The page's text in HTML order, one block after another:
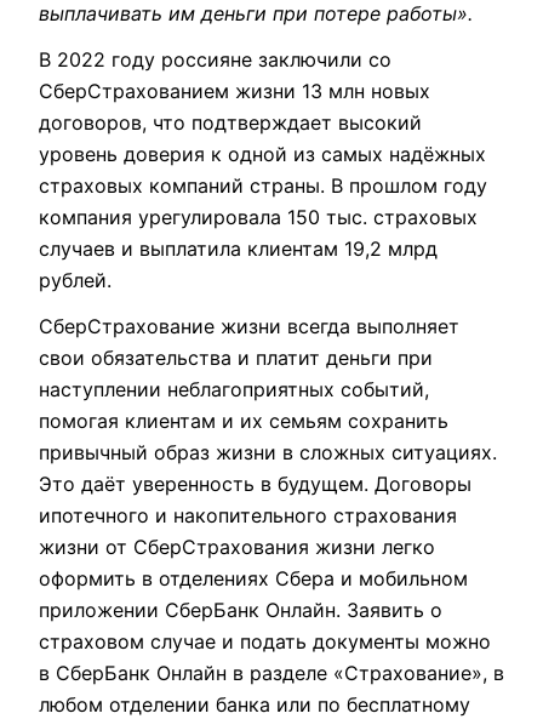
выплачивать им деньги при потере работы».
В 2022 году россияне заключили со
СберСтрахованием жизни 13 млн новых
договоров, что подтверждает высокий
уровень доверия к одной из самых надёжных
страховых компаний страны. В прошлом году
компания урегулировала 150 тыс. страховых
случаев и выплатила клиентам 19,2 млрд
рублей.
СберСтрахование жизни всегда выполняет
свои обязательства и платит деньги при
наступлении неблагоприятных событий,
помогая клиентам и их семьям сохранить
привычный образ жизни в сложных ситуациях.
Это даёт уверенность в будущем. Договоры
ипотечного и накопительного страхования
жизни от СберСтрахования жизни легко
оформить в отделениях Сбера и мобильном
приложении СберБанк Онлайн. Заявить о
страховом случае и подать документы можно
в СберБанк Онлайн в разделе «Страхование», в
любом отделении банка или по бесплатному